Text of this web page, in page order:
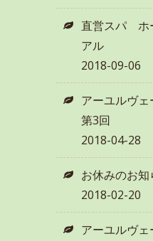
直営スパ ホ
アル
2018-09-06
アーユルヴ
第3回
2018-04-28
お休みのお知
2018-02-20
アーユルヴ